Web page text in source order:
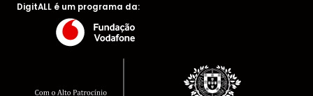
DigitALL é um programa da: